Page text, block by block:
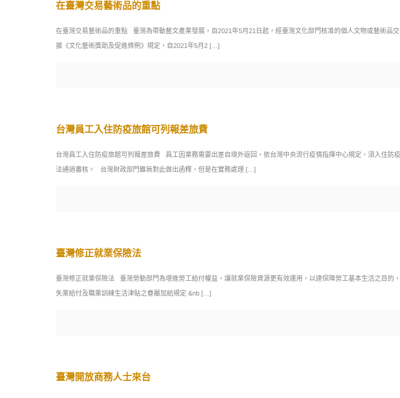
在臺灣交易藝術品的重點
在臺灣交易藝術品的重點 臺灣為帶動藝文產業發展，自2021年5月21日起，經臺灣文化部門核准的個人文物或藝術
據《文化藝術獎助及促進條例》規定，自2021年5月2 […]
台灣員工入住防疫旅館可列報差旅費
台灣員工入住防疫旅館可列報差旅費 員工因業務需要出差自境外返回，依台灣中央流行疫情指揮中心規定，須入住
法通過審核。 台灣財政部門雖無對此做出函釋，但是在實務處理 […]
臺灣修正就業保險法
臺灣修正就業保險法 臺灣勞動部門為增進勞工給付權益，讓就業保險資源更有效運用，以達保障勞工基本生活之目
失業給付及職業訓練生活津貼之眷屬加給規定 &nb […]
臺灣開放商務人士來台